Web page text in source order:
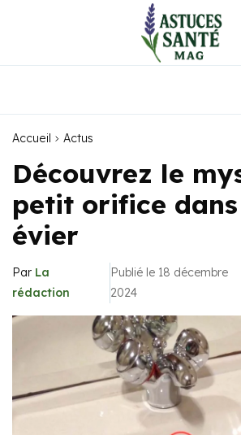
Accueil Actus
Découvrez le
petit orifice
évier
Par La
rédaction
Publié le 18 décembre
2024